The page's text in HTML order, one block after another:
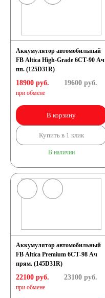
Аккумулятор автомобильный
FB Altica High-Grade 6СТ-90 Ач
пп. (125D31R)
18900 руб.
при обмене
19600руб.
В корзину
Купить в 1 клик
В наличии
Аккумулятор автомобильный
FB Altica Premium 6СТ-98 Ач
прям. (145D31R)
22100 руб.
при обмене
23100руб.